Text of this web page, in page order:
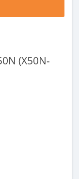
(X50N-